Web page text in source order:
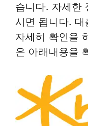
습니다. 자세한
시면 됩니다.
자세히 확인을
은 아래내용을